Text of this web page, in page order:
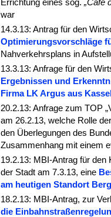
Errichtung eines sog. „Cafe
war
14.3.13: Antrag für den
Optimierungsvorschläge
Nahverkehrsplans in
13.3.13: Anfrage für den
Ergebnissen und
Firma LK Argus aus
20.2.13: Anfrage zum TOP
am 26.2.13, welche Rolle
den Überlegungen des
Zusammenhang mit einem
19.2.13: MBI-Antrag für
der Stadt am 7.3.13, eine
am heutigen Standort
18.2.13: MBI-Antrag, zur
die